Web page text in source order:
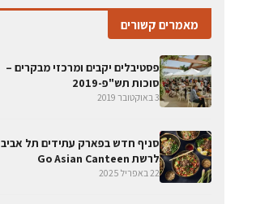
מאמרים קשורים
פסטיבלים יקבים ומרכזי מבקרים –
סוכות תש"פ-2019
3 באוקטובר 2019
סניף חדש בפארק עתידים תל אביב
לרשת Go Asian Canteen
22 באפריל 2025